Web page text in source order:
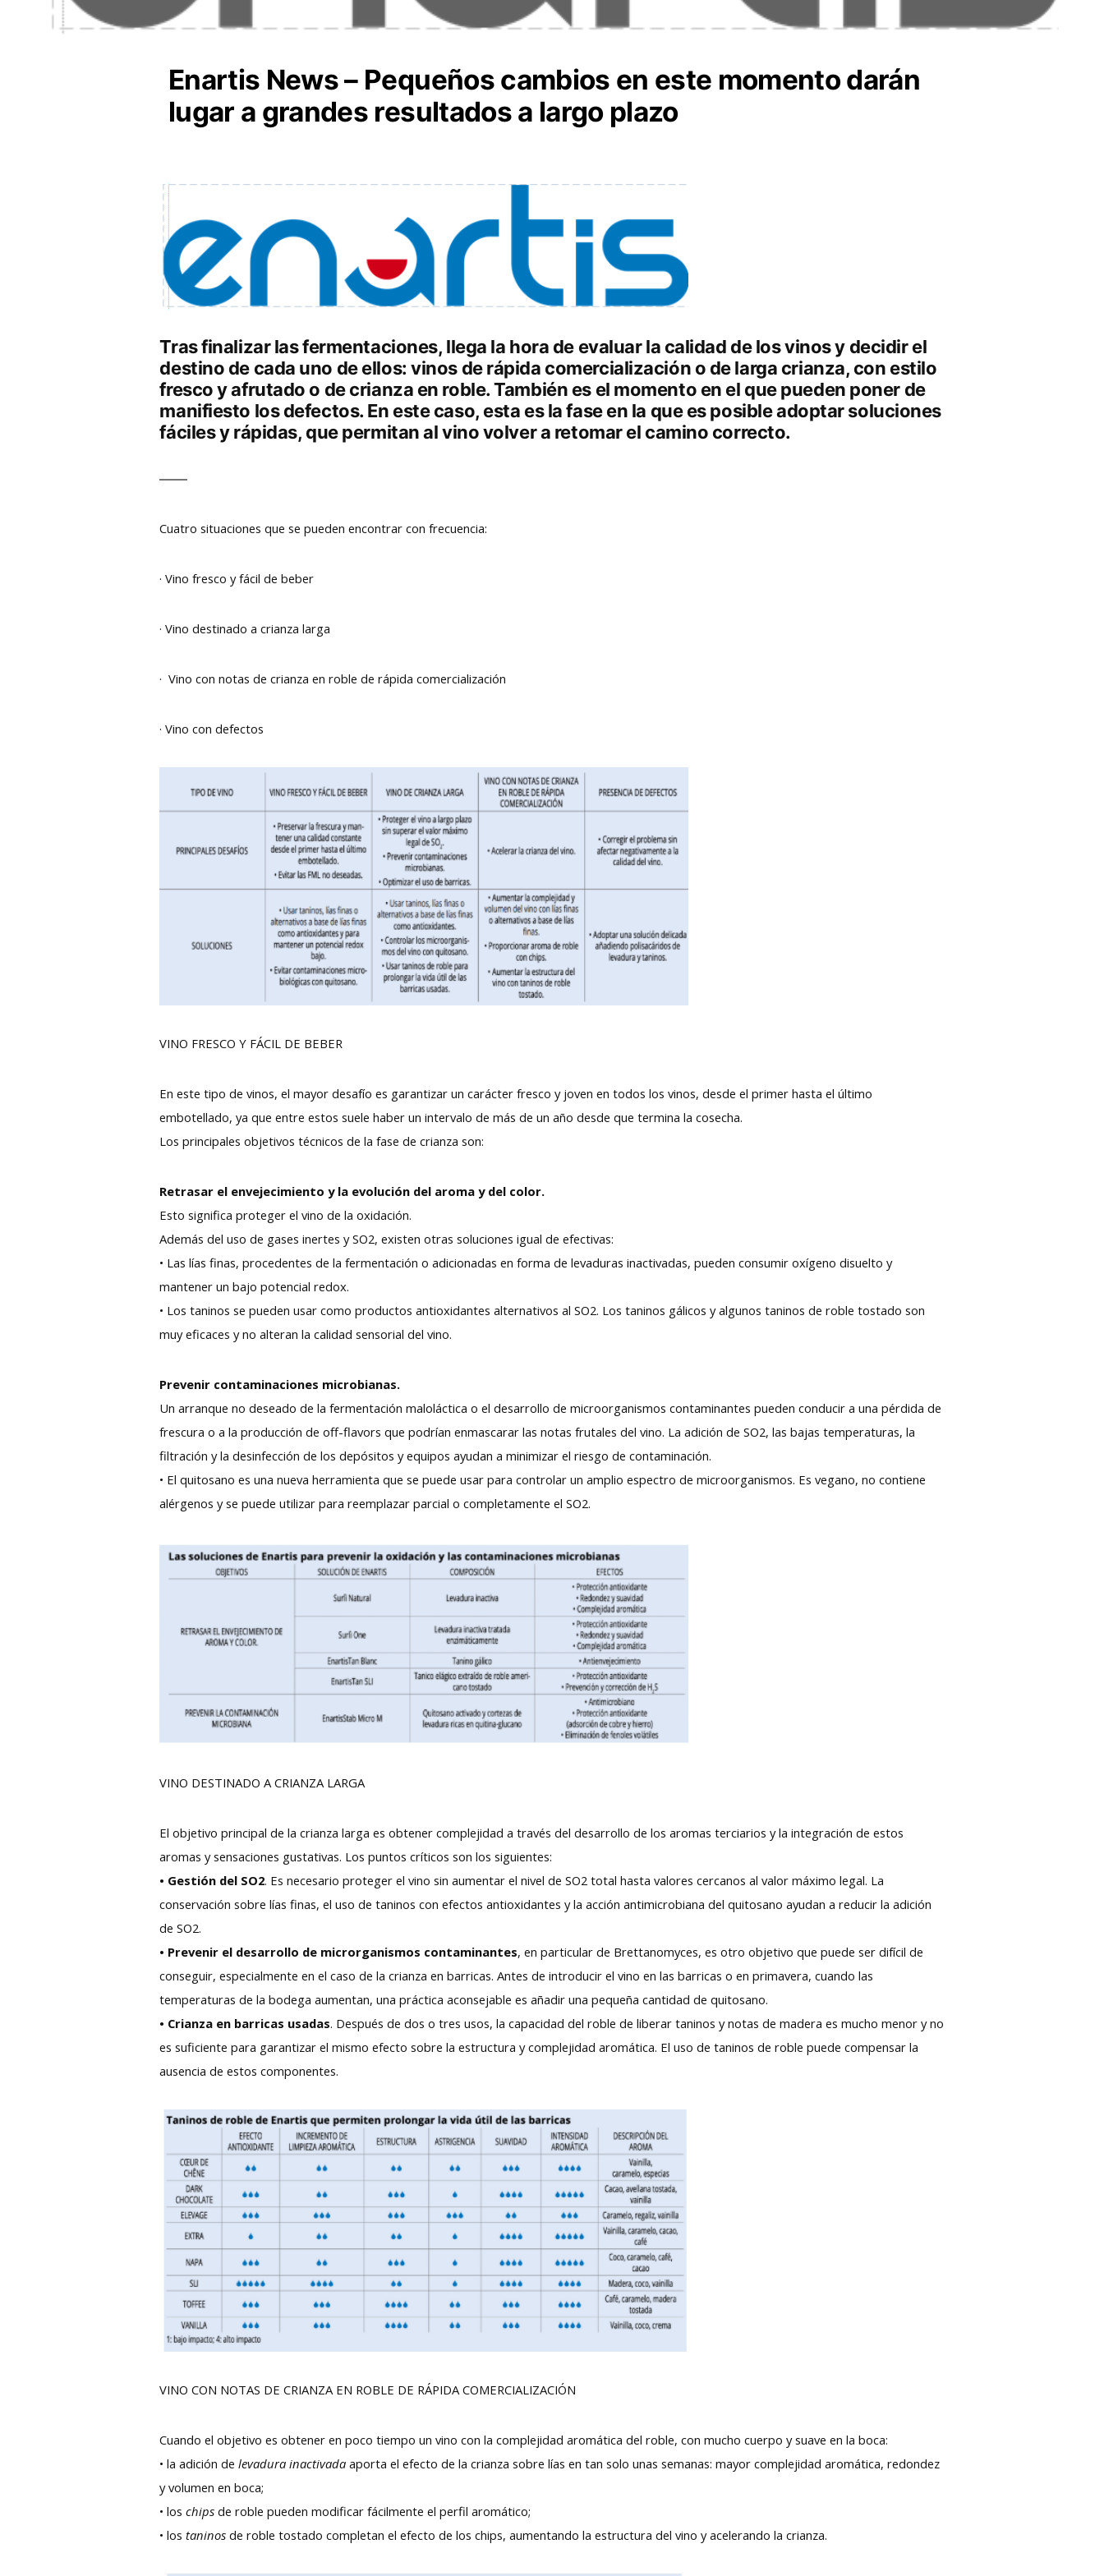
Enartis News – Pequeños cambios en este momento darán
lugar a grandes resultados a largo plazo
Tras finalizar las fermentaciones, llega la hora de evaluar la calidad de los vinos y decidir el
destino de cada uno de ellos: vinos de rápida comercialización o de larga crianza, con estilo
fresco y afrutado o de crianza en roble. También es el momento en el que pueden poner de
manifiesto los defectos. En este caso, esta es la fase en la que es posible adoptar soluciones
fáciles y rápidas, que permitan al vino volver a retomar el camino correcto.
Cuatro situaciones que se pueden encontrar con frecuencia:
· Vino fresco y fácil de beber
· Vino destinado a crianza larga
· Vino con notas de crianza en roble de rápida comercialización
· Vino con defectos
VINO FRESCO Y FÁCIL DE BEBER
En este tipo de vinos, el mayor desafío es garantizar un carácter fresco y joven en todos los vinos, desde el primer hasta el último
embotellado, ya que entre estos suele haber un intervalo de más de un año desde que termina la cosecha.
Los principales objetivos técnicos de la fase de crianza son:
Retrasar el envejecimiento y la evolución del aroma y del color.
Esto significa proteger el vino de la oxidación.
Además del uso de gases inertes y SO2, existen otras soluciones igual de efectivas:
• Las lías finas, procedentes de la fermentación o adicionadas en forma de levaduras inactivadas, pueden consumir oxígeno disuelto y
mantener un bajo potencial redox.
• Los taninos se pueden usar como productos antioxidantes alternativos al SO2. Los taninos gálicos y algunos taninos de roble tostado son
muy eficaces y no alteran la calidad sensorial del vino.
Prevenir contaminaciones microbianas.
Un arranque no deseado de la fermentación maloláctica o el desarrollo de microorganismos contaminantes pueden conducir a una pérdida de
frescura o a la producción de off-flavors que podrían enmascarar las notas frutales del vino. La adición de SO2, las bajas temperaturas, la
filtración y la desinfección de los depósitos y equipos ayudan a minimizar el riesgo de contaminación.
• El quitosano es una nueva herramienta que se puede usar para controlar un amplio espectro de microorganismos. Es vegano, no contiene
alérgenos y se puede utilizar para reemplazar parcial o completamente el SO2.
VINO DESTINADO A CRIANZA LARGA
El objetivo principal de la crianza larga es obtener complejidad a través del desarrollo de los aromas terciarios y la integración de estos
aromas y sensaciones gustativas. Los puntos críticos son los siguientes:
• Gestión del SO2. Es necesario proteger el vino sin aumentar el nivel de SO2 total hasta valores cercanos al valor máximo legal. La
conservación sobre lías finas, el uso de taninos con efectos antioxidantes y la acción antimicrobiana del quitosano ayudan a reducir la adición
de SO2.
• Prevenir el desarrollo de microrganismos contaminantes, en particular de Brettanomyces, es otro objetivo que puede ser difícil de
conseguir, especialmente en el caso de la crianza en barricas. Antes de introducir el vino en las barricas o en primavera, cuando las
temperaturas de la bodega aumentan, una práctica aconsejable es añadir una pequeña cantidad de quitosano.
• Crianza en barricas usadas. Después de dos o tres usos, la capacidad del roble de liberar taninos y notas de madera es mucho menor y no
es suficiente para garantizar el mismo efecto sobre la estructura y complejidad aromática. El uso de taninos de roble puede compensar la
ausencia de estos componentes.
VINO CON NOTAS DE CRIANZA EN ROBLE DE RÁPIDA COMERCIALIZACIÓN
Cuando el objetivo es obtener en poco tiempo un vino con la complejidad aromática del roble, con mucho cuerpo y suave en la boca:
• la adición delevadura inactivada aporta el efecto de la crianza sobre lías en tan solo unas semanas: mayor complejidad aromática, redondez
y volumen en boca;
• loschips de roble pueden modificar fácilmente el perfil aromático;
• lostaninos de roble tostado completan el efecto de los chips, aumentando la estructura del vino y acelerando la crianza.